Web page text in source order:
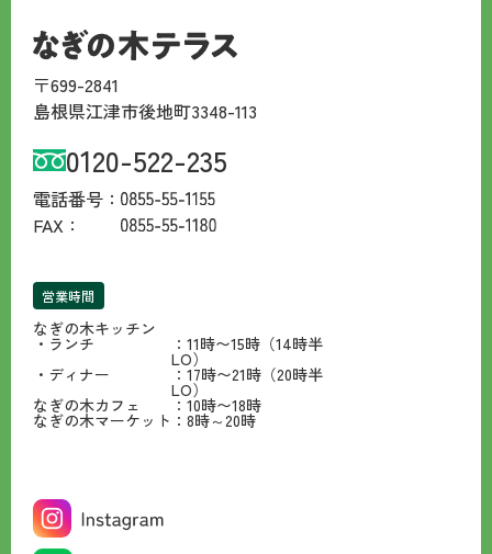
〒699-2841
島根県江津市後地町3348-113
0120-522-235
電話番号：
FAX：
営業時間
なぎの木キッチン
・ランチ ：11時〜15時（14時半
LO）
・ディナー ：17時〜21時（20時半
LO）
なぎの木カフェ ：10時〜18時
なぎの木マーケット ：8時～20時